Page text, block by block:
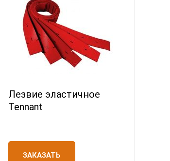
Лезвие эластичное
Tennant
ЗАКАЗАТЬ